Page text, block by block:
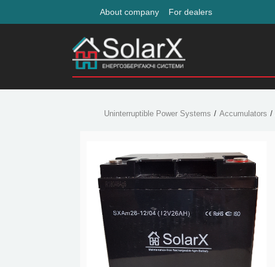
About company For dealers
Uninterruptible Power Systems Accumulators